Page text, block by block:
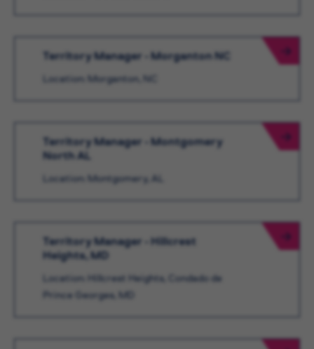
Territory Manager - Morganton NC
Location: Morganton, NC
Territory Manager - Montgomery
North AL
Location: Montgomery, AL
Territory Manager - Hillcrest
Heights, MD
Location: Hillcrest Heights, Condado de
Prince Georges, MD